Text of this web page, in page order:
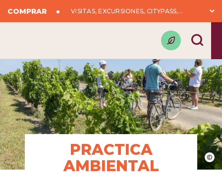
COMPRAR VISITAS, EXCURSIONES, CITYPASS,...
©
PRACTICA
AMBIENTAL